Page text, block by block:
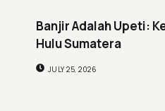
Banjir Adalah Upeti:
Hulu Sumatera
JULY 25, 2026